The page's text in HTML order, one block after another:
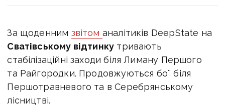
За щоденним звітом аналітиків DeepState на
Сватівському відтинку тривають
стабілізаційні заходи біля Лиману Першого
та Райгородки. Продовжуються бої біля
Першотравневого та в Серебрянському
лісництві.